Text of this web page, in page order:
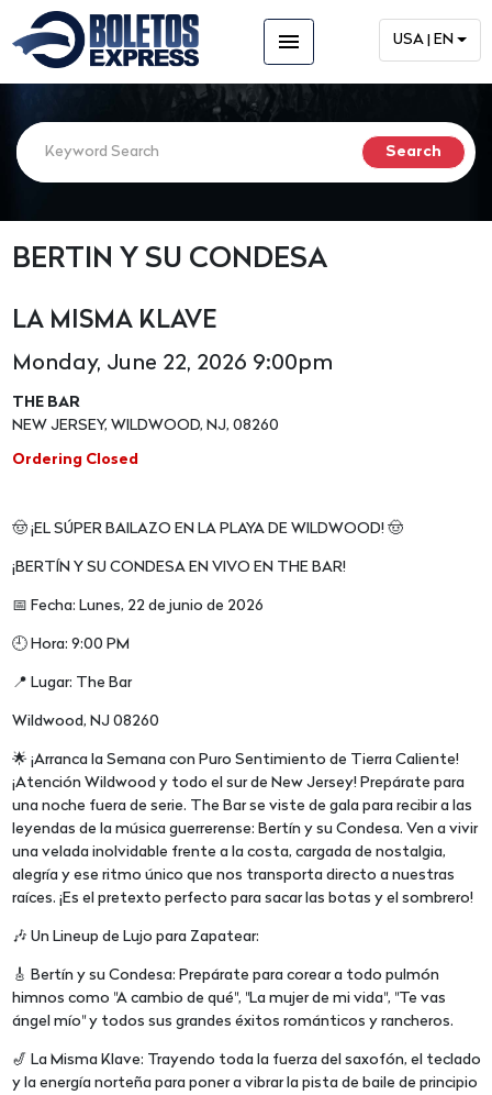
menu USA | EN
BERTIN Y SU CONDESA
LA MISMA KLAVE
Monday, June 22, 2026 9:00pm
THE BAR
NEW JERSEY, WILDWOOD, NJ, 08260
Ordering Closed
🤠 ¡EL SÚPER BAILAZO EN LA PLAYA DE WILDWOOD! 🤠
¡BERTÍN Y SU CONDESA EN VIVO EN THE BAR!
📅 Fecha: Lunes, 22 de junio de 2026
🕘 Hora: 9:00 PM
📍 Lugar: The Bar
Wildwood, NJ 08260
🌟 ¡Arranca la Semana con Puro Sentimiento de Tierra Caliente!
¡Atención Wildwood y todo el sur de New Jersey! Prepárate para
una noche fuera de serie. The Bar se viste de gala para recibir a las
leyendas de la música guerrerense: Bertín y su Condesa. Ven a vivir
una velada inolvidable frente a la costa, cargada de nostalgia,
alegría y ese ritmo único que nos transporta directo a nuestras
raíces. ¡Es el pretexto perfecto para sacar las botas y el sombrero!
🎶 Un Lineup de Lujo para Zapatear:
🎸 Bertín y su Condesa: Prepárate para corear a todo pulmón
himnos como "A cambio de qué", "La mujer de mi vida", "Te vas
ángel mío" y todos sus grandes éxitos románticos y rancheros.
🎷 La Misma Klave: Trayendo toda la fuerza del saxofón, el teclado
y la energía norteña para poner a vibrar la pista de baile de principio